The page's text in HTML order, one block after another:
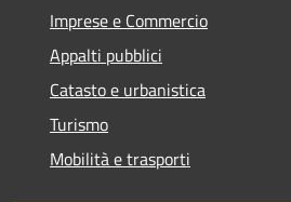
Imprese e Commercio
Appalti pubblici
Catasto e urbanistica
Turismo
Mobilità e trasporti